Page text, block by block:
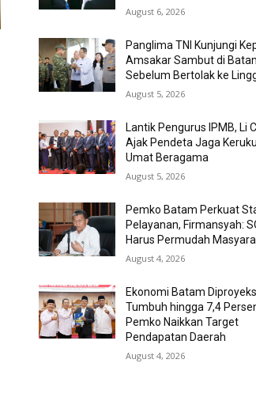
August 6, 2026
Panglima TNI Kunjungi
Amsakar Sambut di
Sebelum Bertolak ke
August 5, 2026
Lantik Pengurus IPMB, Li
Ajak Pendeta Jaga
Umat Beragama
August 5, 2026
Pemko Batam Perkuat
Pelayanan, Firmansyah:
Harus Permudah
August 4, 2026
Ekonomi Batam
Tumbuh hingga 7,4
Pemko Naikkan Target
Pendapatan Daerah
August 4, 2026